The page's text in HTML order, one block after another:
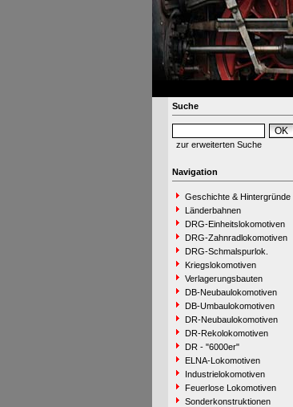
Suche
zur erweiterten Suche
Navigation
Geschichte & Hintergründe
Länderbahnen
DRG-Einheitslokomotiven
DRG-Zahnradlokomotiven
DRG-Schmalspurlok.
Kriegslokomotiven
Verlagerungsbauten
DB-Neubaulokomotiven
DB-Umbaulokomotiven
DR-Neubaulokomotiven
DR-Rekolokomotiven
DR - "6000er"
ELNA-Lokomotiven
Industrielokomotiven
Feuerlose Lokomotiven
Sonderkonstruktionen